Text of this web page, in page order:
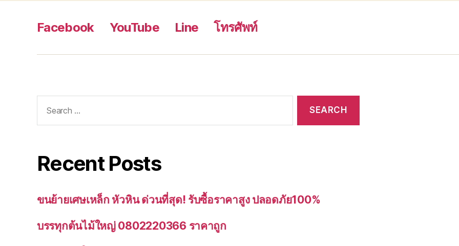
Facebook YouTube Line โทรศัพท์
for:
Recent Posts
ขนย้ายเศษเหล็ก หัวหิน ด่วนที่สุด! รับซื้อราคาสูง ปลอดภัย100%
บรรทุกต้นไม้ใหญ่ 0802220366 ราคาถูก